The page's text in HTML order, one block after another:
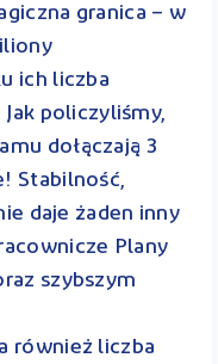
granica – w
ich liczba
policzyliśmy,
dołączają 3
Stabilność,
daje żaden inny
Plany
szybszym
również liczba